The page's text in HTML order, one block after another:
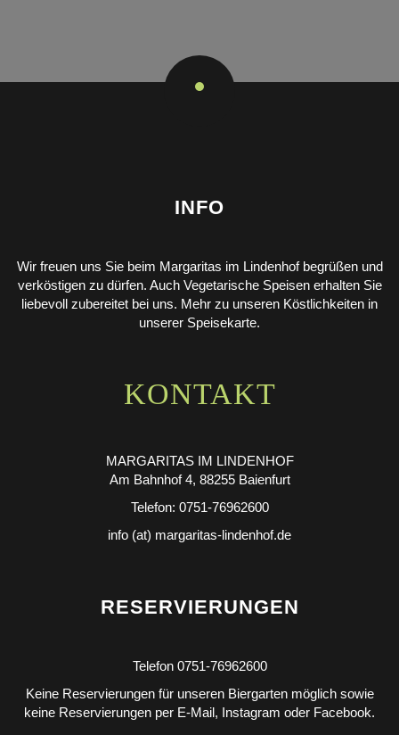
INFO
Wir freuen uns Sie beim Margaritas im Lindenhof begrüßen und
verköstigen zu dürfen. Auch Vegetarische Speisen erhalten Sie
liebevoll zubereitet bei uns. Mehr zu unseren Köstlichkeiten in
unserer Speisekarte.
KONTAKT
MARGARITAS IM LINDENHOF
Am Bahnhof 4, 88255 Baienfurt
Telefon: 0751-76962600
info (at) margaritas-lindenhof.de
RESERVIERUNGEN
Telefon 0751-76962600
Keine Reservierungen für unseren Biergarten möglich sowie
keine Reservierungen per E-Mail, Instagram oder Facebook.